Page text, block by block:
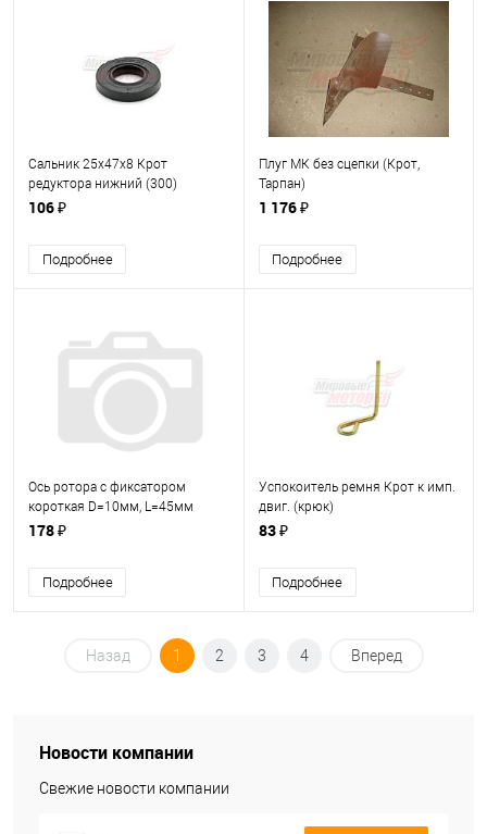
Сальник 25х47х8 Крот
редуктора нижний (300)
106 ₽
Подробнее
Плуг МК без сцепки (Крот,
Тарпан)
1 176 ₽
Подробнее
Ось ротора с фиксатором
короткая D=10мм, L=45мм
(Крот,Сибиряк,Омич,Салют)
178 ₽
Подробнее
Успокоитель ремня Крот к имп.
двиг. (крюк)
83 ₽
Подробнее
Назад 1 2 3 4 Вперед
Новости компании
Свежие новости компании